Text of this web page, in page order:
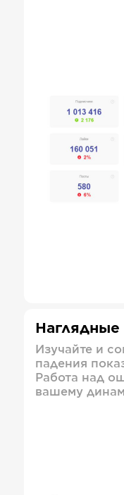
Изучайте и
падения
Работа над
вашему